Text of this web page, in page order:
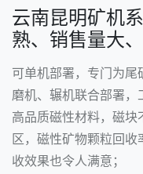
云南昆明矿机
熟、销售量大
可单机部署，专门为
磨机、辗机联合部署，
高品质磁性材料，磁
区，磁性矿物颗粒回
收效果也令人满意；